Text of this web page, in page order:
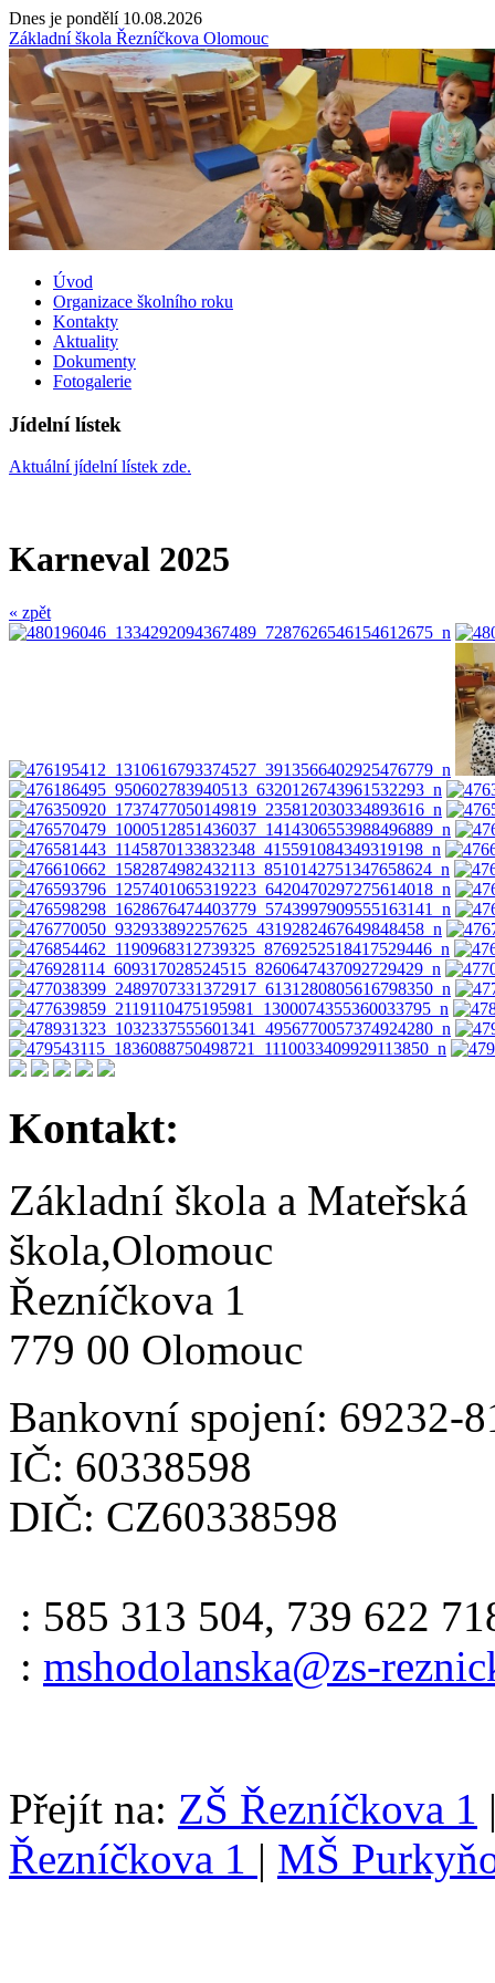
Dnes je pondělí 10.08.2026
Základní škola Řezníčkova Olomouc
Úvod
Organizace školního roku
Kontakty
Aktuality
Dokumenty
Fotogalerie
Jídelní lístek
Aktuální jídelní lístek zde.
Karneval 2025
« zpět
Kontakt:
Základní škola a Mateřská
škola,Olomouc
Řezníčkova 1
779 00 Olomouc
Bankovní spojení: 69232-
IČ: 60338598
DIČ: CZ60338598
: 585 313 504, 739 622
: mshodolanska@zs-
Přejít na: ZŠ Řezníčkova 1
Řezníčkova 1 | MŠ